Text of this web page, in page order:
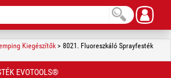
Kiegészítők > 8021. Fluoreszkáló Sprayfesték
EVOTOOLS®